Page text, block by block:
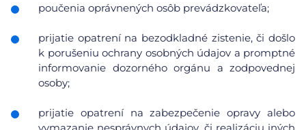
poučenia oprávnených osôb prevádzkovateľa;
prijatie opatrení na bezodkladné zistenie, či došlo
k porušeniu ochrany osobných údajov a promptné
informovanie dozorného orgánu a zodpovednej
osoby;
prijatie opatrení na zabezpečenie opravy alebo